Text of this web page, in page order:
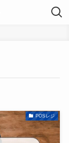
POSレジ